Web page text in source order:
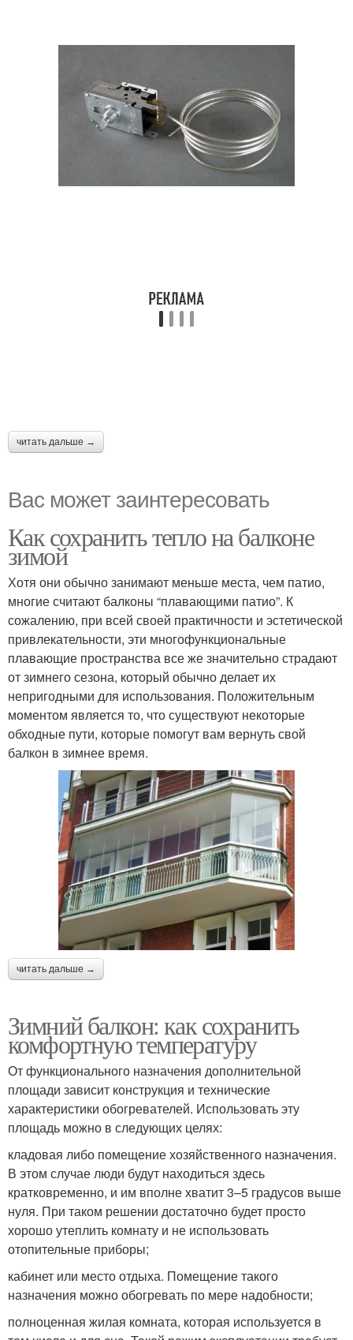
читать дальше →
Вас может заинтересовать
Как сохранить тепло на балконе
зимой
Хотя они обычно занимают меньше места, чем патио,
многие считают балконы “плавающими патио”. К
сожалению, при всей своей практичности и эстетической
привлекательности, эти многофункциональные
плавающие пространства все же значительно страдают
от зимнего сезона, который обычно делает их
непригодными для использования. Положительным
моментом является то, что существуют некоторые
обходные пути, которые помогут вам вернуть свой
балкон в зимнее время.
читать дальше →
Зимний балкон: как сохранить
комфортную температуру
От функционального назначения дополнительной
площади зависит конструкция и технические
характеристики обогревателей. Использовать эту
площадь можно в следующих целях:
кладовая либо помещение хозяйственного назначения.
В этом случае люди будут находиться здесь
кратковременно, и им вполне хватит 3–5 градусов выше
нуля. При таком решении достаточно будет просто
хорошо утеплить комнату и не использовать
отопительные приборы;
кабинет или место отдыха. Помещение такого
назначения можно обогревать по мере надобности;
полноценная жилая комната, которая используется в